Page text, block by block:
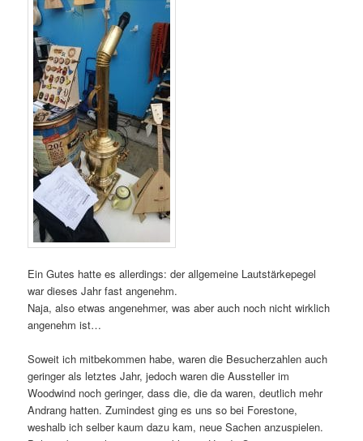
Ein Gutes hatte es allerdings: der allgemeine Lautstärkepegel
war dieses Jahr fast angenehm.
Naja, also etwas angenehmer, was aber auch noch nicht wirklich
angenehm ist…
Soweit ich mitbekommen habe, waren die Besucherzahlen auch
geringer als letztes Jahr, jedoch waren die Aussteller im
Woodwind noch geringer, dass die, die da waren, deutlich mehr
Andrang hatten. Zumindest ging es uns so bei Forestone,
weshalb ich selber kaum dazu kam, neue Sachen anzuspielen.